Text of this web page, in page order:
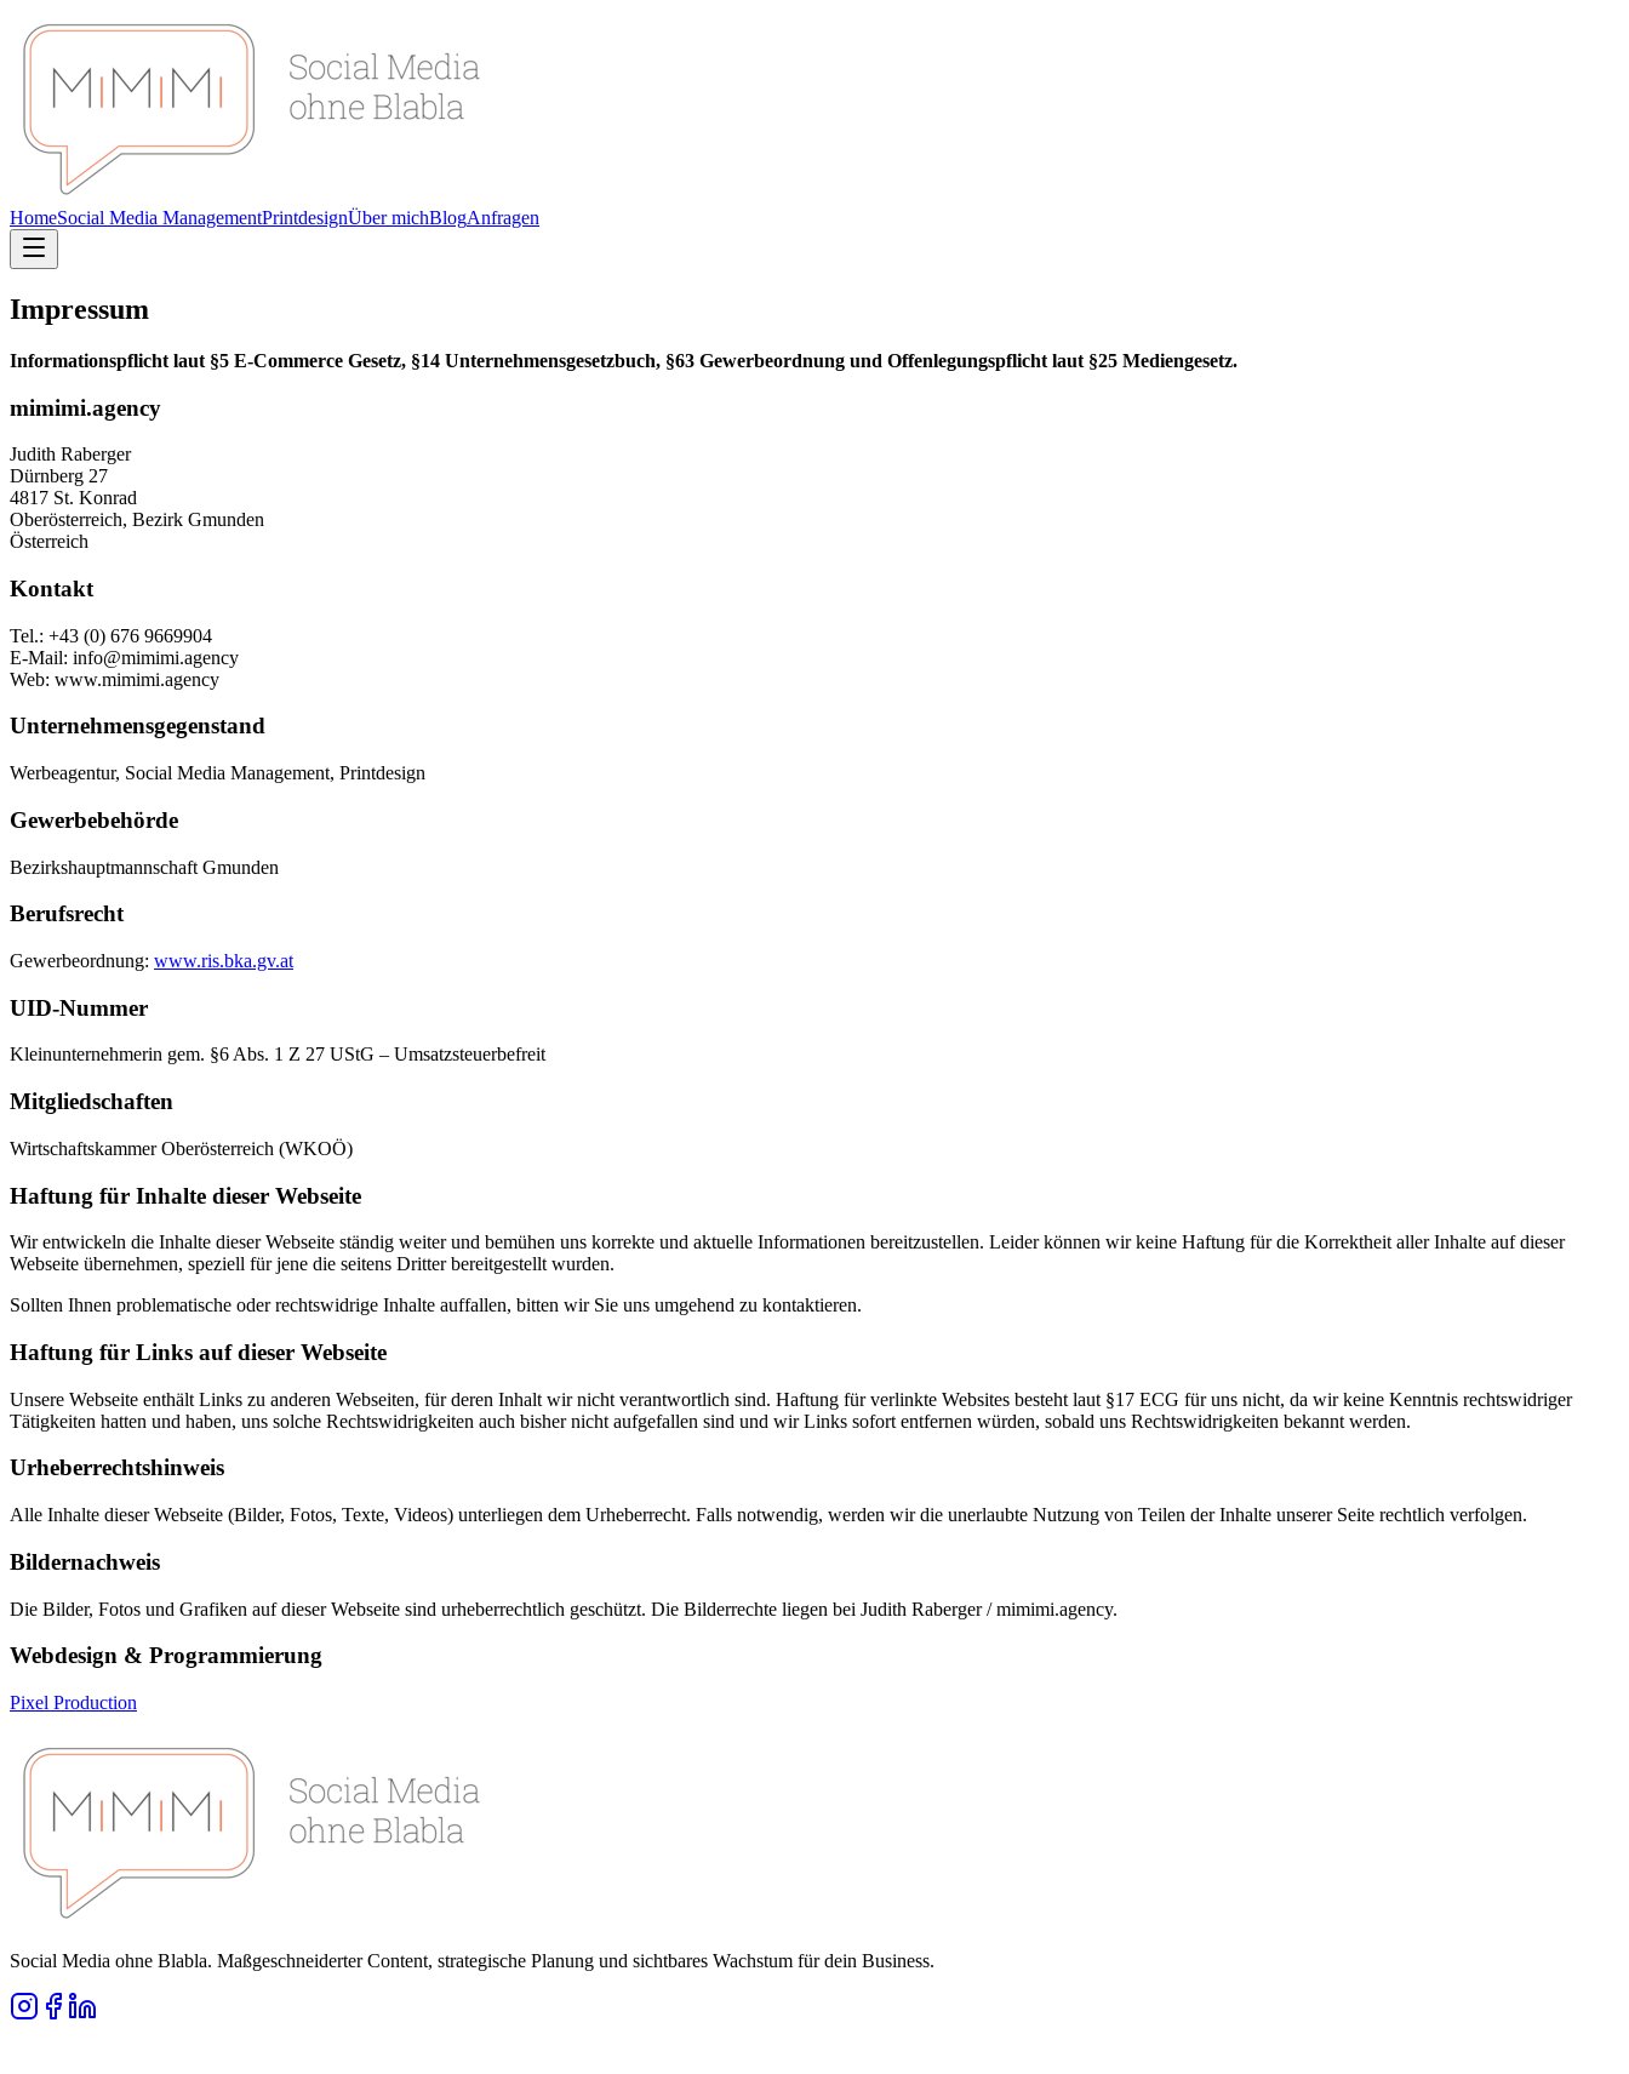
HomeSocial Media ManagementPrintdesignÜber michBlogAnfragen
Impressum
Informationspflicht laut §5 E-Commerce Gesetz, §14 Unternehmensgesetzbuch, §63 Gewerbeordnung und Offenlegungspflicht laut §25 Mediengesetz.
mimimi.agency
Judith Raberger
Dürnberg 27
4817 St. Konrad
Oberösterreich, Bezirk Gmunden
Österreich
Kontakt
Tel.: +43 (0) 676 9669904
E-Mail: info@mimimi.agency
Web: www.mimimi.agency
Unternehmensgegenstand
Werbeagentur, Social Media Management, Printdesign
Gewerbebehörde
Bezirkshauptmannschaft Gmunden
Berufsrecht
Gewerbeordnung: www.ris.bka.gv.at
UID-Nummer
Kleinunternehmerin gem. §6 Abs. 1 Z 27 UStG – Umsatzsteuerbefreit
Mitgliedschaften
Wirtschaftskammer Oberösterreich (WKOÖ)
Haftung für Inhalte dieser Webseite
Wir entwickeln die Inhalte dieser Webseite ständig weiter und bemühen uns korrekte und aktuelle Informationen bereitzustellen. Leider können wir keine Haftung für die Korrektheit aller Inhalte auf dieser
Webseite übernehmen, speziell für jene die seitens Dritter bereitgestellt wurden.
Sollten Ihnen problematische oder rechtswidrige Inhalte auffallen, bitten wir Sie uns umgehend zu kontaktieren.
Haftung für Links auf dieser Webseite
Unsere Webseite enthält Links zu anderen Webseiten, für deren Inhalt wir nicht verantwortlich sind. Haftung für verlinkte Websites besteht laut §17 ECG für uns nicht, da wir keine Kenntnis rechtswidriger
Tätigkeiten hatten und haben, uns solche Rechtswidrigkeiten auch bisher nicht aufgefallen sind und wir Links sofort entfernen würden, sobald uns Rechtswidrigkeiten bekannt werden.
Urheberrechtshinweis
Alle Inhalte dieser Webseite (Bilder, Fotos, Texte, Videos) unterliegen dem Urheberrecht. Falls notwendig, werden wir die unerlaubte Nutzung von Teilen der Inhalte unserer Seite rechtlich verfolgen.
Bildernachweis
Die Bilder, Fotos und Grafiken auf dieser Webseite sind urheberrechtlich geschützt. Die Bilderrechte liegen bei Judith Raberger / mimimi.agency.
Webdesign & Programmierung
Pixel Production
Social Media ohne Blabla. Maßgeschneiderter Content, strategische Planung und sichtbares Wachstum für dein Business.